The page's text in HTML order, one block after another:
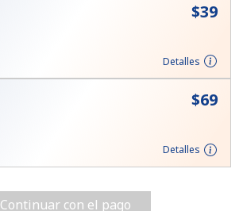
⁦$39⁩
Detalles
⁦$69⁩
Detalles
Continuar con el pago